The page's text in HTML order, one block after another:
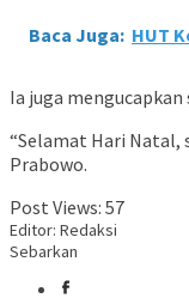
Baca Juga: HUT
Ia juga
“Selamat Hari Natal,
Prabowo.
Post Views: 57
Editor: Redaksi
Sebarkan